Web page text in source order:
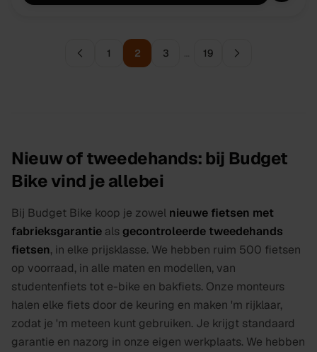
1 2 3 … 19
Nieuw of tweedehands: bij Budget
Bike vind je allebei
Bij Budget Bike koop je zowel nieuwe fietsen met
fabrieksgarantie als gecontroleerde tweedehands
fietsen, in elke prijsklasse. We hebben ruim 500 fietsen
op voorraad, in alle maten en modellen, van
studentenfiets tot e-bike en bakfiets. Onze monteurs
halen elke fiets door de keuring en maken 'm rijklaar,
zodat je 'm meteen kunt gebruiken. Je krijgt standaard
garantie en nazorg in onze eigen werkplaats. We hebben